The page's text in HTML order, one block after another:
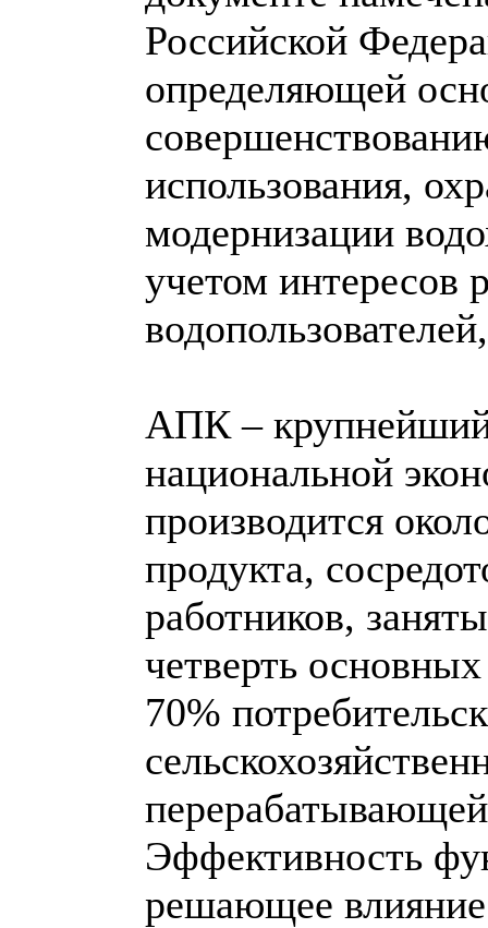
Российской
определяющей
использования,
модернизации
учетом интересов
АПК –
национальной
производится
продукта,
работников,
четверть
70%
Эффективность
решающее влияние